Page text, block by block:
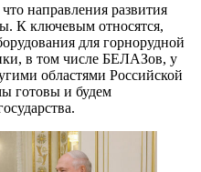
направления развития
К ключевым относятся,
для горнорудной
в том числе БЕЛАЗов, у
областями Российской
готовы и будем